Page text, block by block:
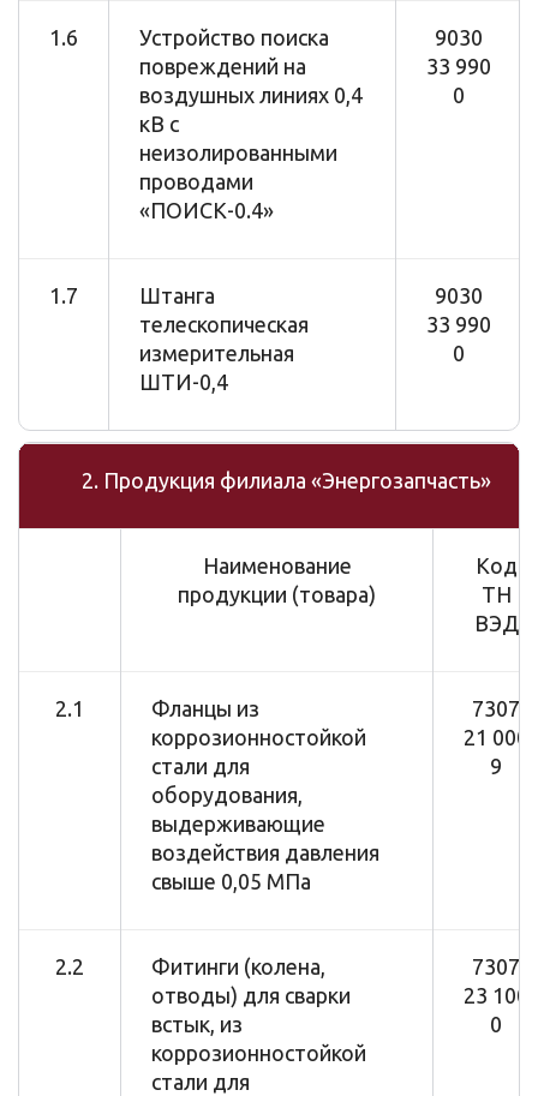
1.6
Устройство поиска
повреждений на
воздушных линиях 0,4
кВ с
неизолированными
проводами
«ПОИСК-0.4»
9030
33 990
0
1.7
Штанга
телескопическая
измерительная
ШТИ-0,4
9030
33 990
0
2. Продукция филиала «Энергозапчасть»
Наименование
продукции (товара)
Код
ТН
ВЭД
2.1
Фланцы из
коррозионностойкой
стали для
оборудования,
выдерживающие
воздействия давления
свыше 0,05 МПа
7307
21 000
9
2.2
Фитинги (колена,
отводы) для сварки
встык, из
коррозионностойкой
стали для
7307
23 100
0